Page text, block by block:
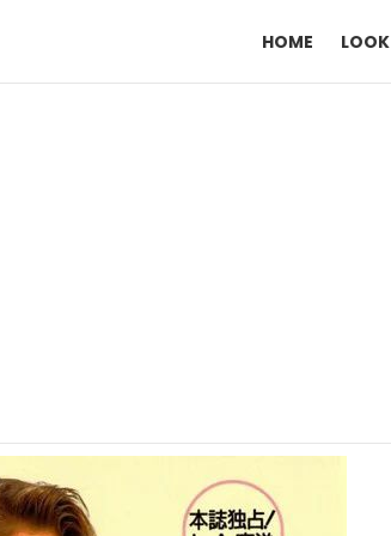
HOME LOOK